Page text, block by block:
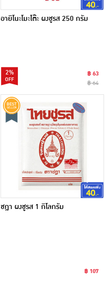
อายิโนะโมะโต๊ะ ผงชูรส 250 กรัม
2%
฿ 63
฿ 64
ชฎา ผงชูรส 1 กิโลกรัม
฿ 107